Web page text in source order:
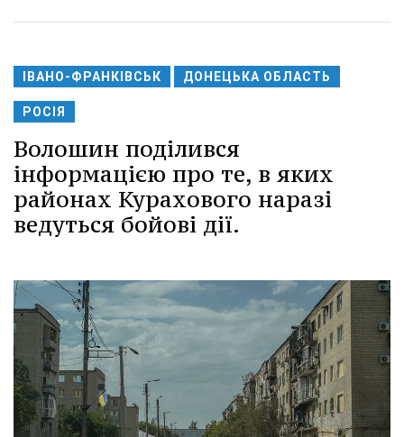
ІВАНО-ФРАНКІВСЬК ДОНЕЦЬКА ОБЛАСТЬ
РОСІЯ
Волошин поділився
інформацією про те, в яких
районах Курахового наразі
ведуться бойові дії.